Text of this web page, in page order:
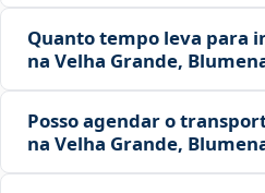
Quanto tempo leva para
na Velha Grande,
Posso agendar o
na Velha Grande,